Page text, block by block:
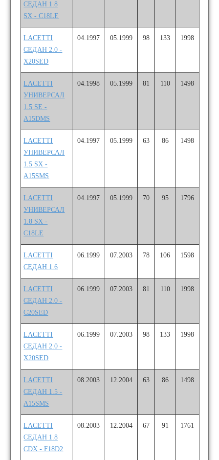
СЕДАН 1.8
SX - C18LE
LACETTI
СЕДАН 2.0 -
X20SED
04.1997 05.1999 98 133 1998
LACETTI
УНИВЕРСАЛ
1.5 SE -
A15DMS
04.1998 05.1999 81 110 1498
LACETTI
УНИВЕРСАЛ
1.5 SX -
A15SMS
04.1997 05.1999 63 86 1498
LACETTI
УНИВЕРСАЛ
1.8 SX -
C18LE
04.1997 05.1999 70 95 1796
LACETTI
СЕДАН 1.6
06.1999 07.2003 78 106 1598
LACETTI
СЕДАН 2.0 -
C20SED
06.1999 07.2003 81 110 1998
LACETTI
СЕДАН 2.0 -
X20SED
06.1999 07.2003 98 133 1998
LACETTI
СЕДАН 1.5 -
A15SMS
08.2003 12.2004 63 86 1498
LACETTI
СЕДАН 1.8
CDX - F18D2
08.2003 12.2004 67 91 1761